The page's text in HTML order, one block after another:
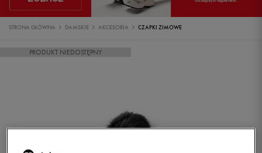
STRONA GŁÓWNA DAMSKIE AKCESORIA CZAPKI ZIMOWE
PRODUKT NIEDOSTĘPNY